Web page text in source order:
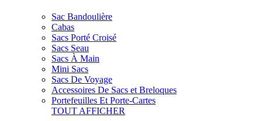
Sac Bandoulière
Cabas
Sacs Porté Croisé
Sacs Seau
Sacs À Main
Mini Sacs
Sacs De Voyage
Accessoires De Sacs et Breloques
Portefeuilles Et Porte-Cartes
TOUT AFFICHER